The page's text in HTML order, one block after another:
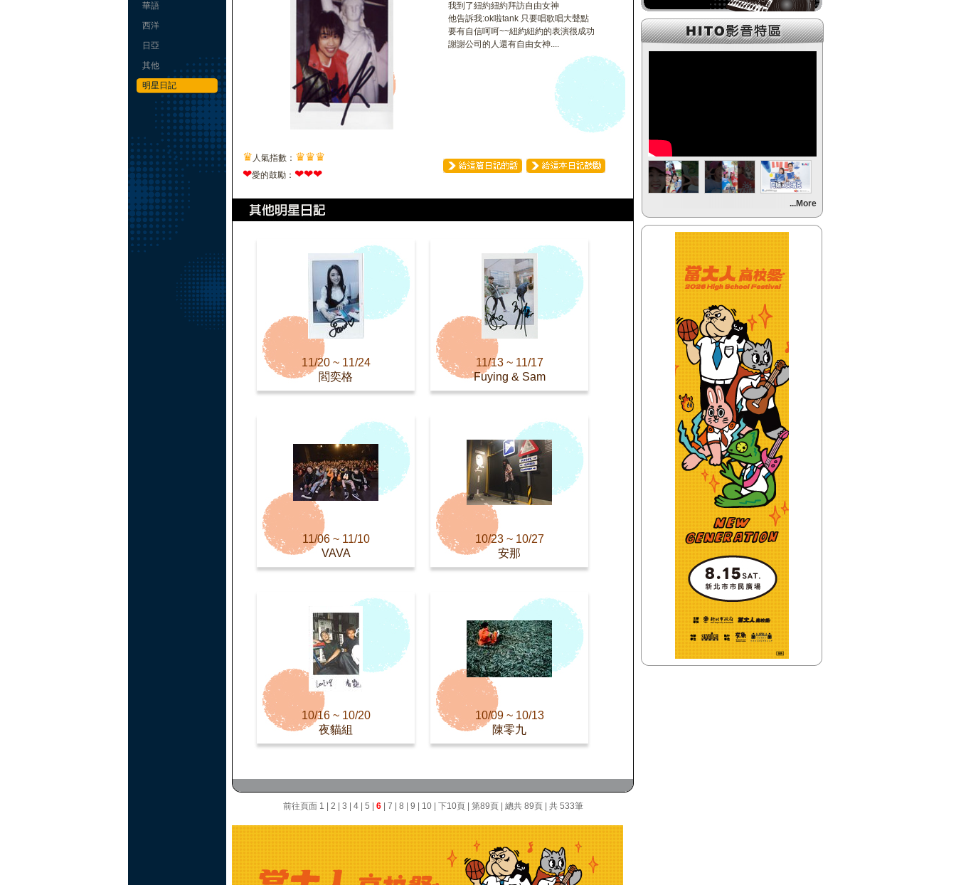
華語
西洋
日亞
其他
明星日記
我到了紐約紐約拜訪自由女神
他告訴我:ok啦tank 只要唱歌唱大聲點
要有自信呵呵~~紐約紐約的表演很成功
謝謝公司的人還有自由女神....
♛ 人氣指數： ♛♛♛
❤愛的鼓勵： ❤❤❤
11/20 ~ 11/24
閻奕格
11/13 ~ 11/17
Fuying & Sam
11/06 ~ 11/10
VAVA
10/23 ~ 10/27
安那
10/16 ~ 10/20
夜貓組
10/09 ~ 10/13
陳零九
前往頁面 1 2 3 4| 5 6| 7 8 9 10| 下10頁| 第89頁| 總共 89頁 | 共 533筆
【HitFm正在進行】
(聯播)
(聯播)
HITO中文排行榜-
Bryan
(聯播)耐玩DJ-Bryan
(聯播)
HITO中文排行榜-
【Next】
(聯播)耐玩DJ-Bryan
【HitFm正在進行】
(聯播)
HITO中文排行榜-
Bryan
【Next】
(聯播)耐玩DJ-Bryan
...More